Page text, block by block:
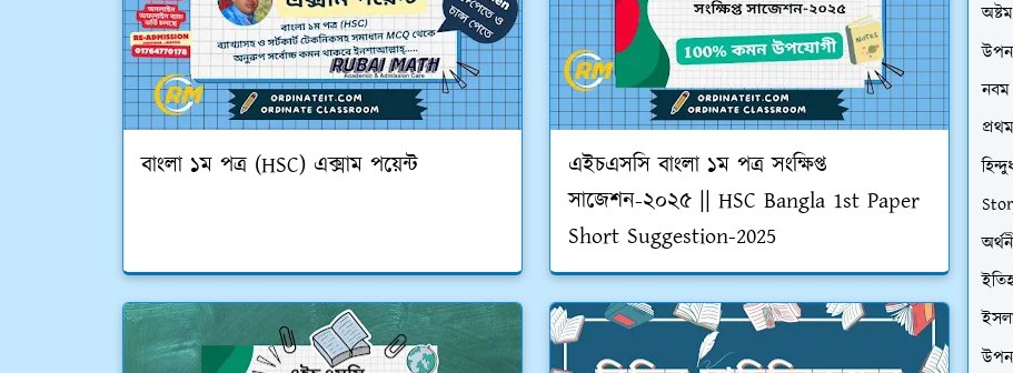
বাংলা ১ম পত্র (HSC) এক্সাম পয়েন্ট
এইচএসসি বাংলা ১ম পত্র সংক্ষিপ্ত
সাজেশন-২০২৫ || HSC Bangla 1st Paper
Short Suggestion-2025
নবম